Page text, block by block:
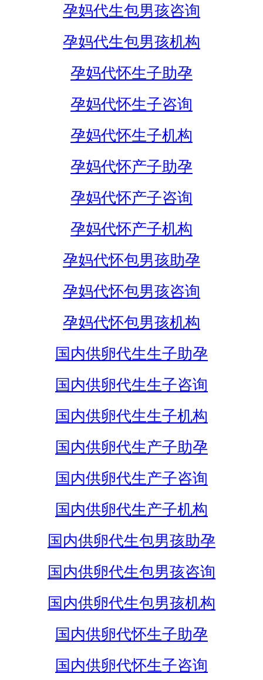
孕妈代生包男孩咨询
孕妈代生包男孩机构
孕妈代怀生子助孕
孕妈代怀生子咨询
孕妈代怀生子机构
孕妈代怀产子助孕
孕妈代怀产子咨询
孕妈代怀产子机构
孕妈代怀包男孩助孕
孕妈代怀包男孩咨询
孕妈代怀包男孩机构
国内供卵代生生子助孕
国内供卵代生生子咨询
国内供卵代生生子机构
国内供卵代生产子助孕
国内供卵代生产子咨询
国内供卵代生产子机构
国内供卵代生包男孩助孕
国内供卵代生包男孩咨询
国内供卵代生包男孩机构
国内供卵代怀生子助孕
国内供卵代怀生子咨询